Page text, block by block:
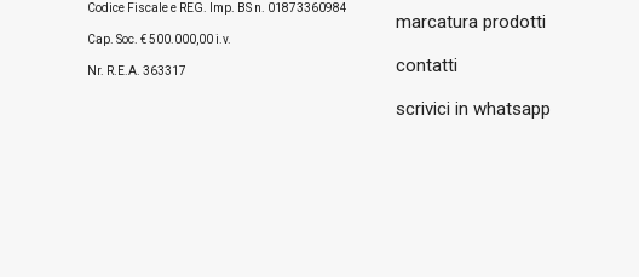
Codice Fiscale e REG. Imp. BS n. 01873360984
Cap. Soc. € 500.000,00 i.v.
Nr. R.E.A. 363317
marcatura prodotti
contatti
scrivici in whatsapp